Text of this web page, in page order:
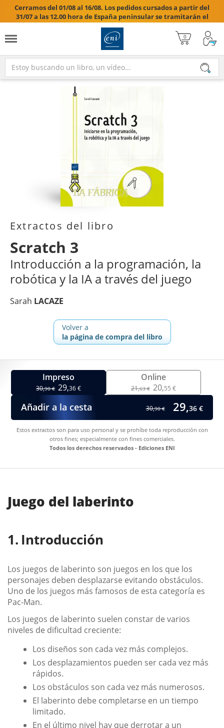
Cerramos del 01/08 al 16/08. Los pedidos cursados a partir del
31/07 a las 12.00 hora de España peninsular se tramitarán el
17/08/2026.

Extractos del libro
Scratch 3
Introducción a la programación, la
robótica y la IA a través del juego
Sarah LACAZE
Volver a
la página de compra del libro
Impreso
30,90 € 29,36 €
Online
21,63 € 20,55 €
Añadir a la cesta 30,90 € 29,36 €
Estos extractos son para uso personal y se prohíbe toda reproducción con
otros fines; especialmente con fines comerciales.
Todos los derechos reservados - Ediciones ENI
Juego del laberinto
Introducción
Los juegos de laberinto son juegos en los que los
personajes deben desplazarse evitando obstáculos.
Uno de los juegos más famosos de esta categoría es
Pac-Man.
Los juegos de laberinto suelen constar de varios
niveles de dificultad creciente:
Los diseños son cada vez más complejos.
Los desplazamientos pueden ser cada vez más
rápidos.
Los obstáculos son cada vez más numerosos.
El laberinto debe completarse en un tiempo
limitado.
En el último nivel hay que derrotar a un